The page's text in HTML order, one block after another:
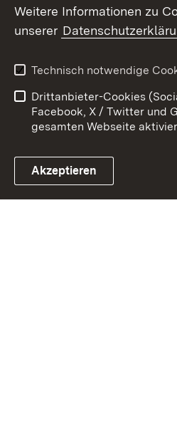
Link zum Landesportal
Kontakt
Cookies
Weitere Informationen zu
unserer
Technisch notwendige
Drittanbieter-Cookies
Facebook, X / Twitter und
gesamten Webseite
Akzeptieren